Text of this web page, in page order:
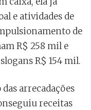
e atividades de
de
R$ 258 mil e
R$ 154 mil.
arrecadações
receitas